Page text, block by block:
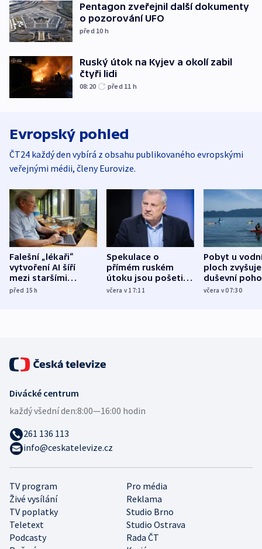
Pentagon zveřejnil další dokumenty
o pozorování UFO
před 10 h
Ruský útok na Kyjev a okolí zabil
čtyři lidi
08:20 před 11 h
Evropský pohled
ČT24 každý den vybírá z obsahu publikovaného evropskými
veřejnými médii, členy Eurovize.
Falešní „lékaři“
vytvoření AI šíří
mezi staršími
Poláky nebezpečné
před 15h
Spekulace o
přímém ruském
útoku jsou pošetilé,
míní estonský
včera v 17:11
Pobyt u
ploch zvyšuje
duševní
ukázala
včera v 07:30
TV program
Pro média
Živé vysílání
Reklama
TV poplatky
Studio Brno
Teletext
Studio Ostrava
Podcasty
Rada ČT
Divácké centrum
každý všední den:8:00—16:00 hodin
261 136 113
info@ceskatelevize.cz